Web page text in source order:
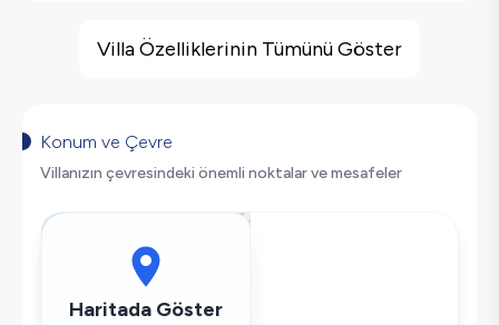
Korunaklı Havuz
Saç Kurutma Makinası
Buzdolabı
Villa Özelliklerinin Tümünü Göster
Konum ve Çevre
Villanızın çevresindeki önemli noktalar ve mesafeler
Haritada Göster